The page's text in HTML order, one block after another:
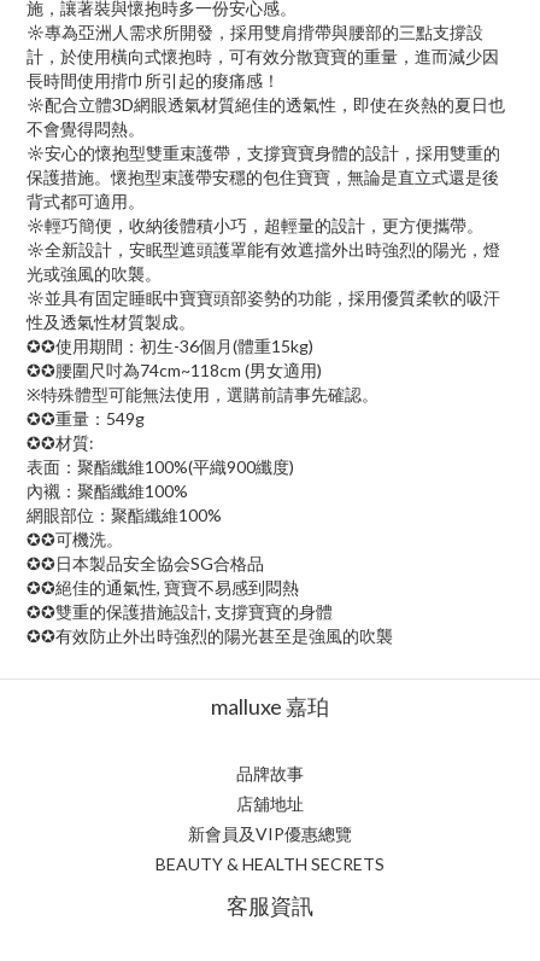
施，讓著裝與懷抱時多一份安心感。
☼專為亞洲人需求所開發，採用雙肩揹帶與腰部的三點支撐設
計，於使用橫向式懷抱時，可有效分散寶寶的重量，進而減少因
長時間使用揹巾所引起的痠痛感！
☼配合立體3D網眼透氣材質絕佳的透氣性，即使在炎熱的夏日也
不會覺得悶熱。
☼安心的懷抱型雙重束護帶，支撐寶寶身體的設計，採用雙重的
保護措施。懷抱型束護帶安穩的包住寶寶，無論是直立式還是後
背式都可適用。
☼輕巧簡便，收納後體積小巧，超輕量的設計，更方便攜帶。
☼全新設計，安眠型遮頭護罩能有效遮擋外出時強烈的陽光，燈
光或強風的吹襲。
☼並具有固定睡眠中寶寶頭部姿勢的功能，採用優質柔軟的吸汗
性及透氣性材質製成。
✪✪使用期間：初生-36個月(體重15kg)
‍✪✪腰圍尺吋為74cm~118cm (男女適用)
※特殊體型可能無法使用，選購前請事先確認。
‍✪✪重量：549g
‍✪✪材質:
表面：聚酯纖維100%(平織900纖度)
內襯：聚酯纖維100%
網眼部位：聚酯纖維100%
‍✪✪可機洗。
‍✪✪日本製品安全協会SG合格品
✪✪絕佳的通氣性, 寶寶不易感到悶熱
✪✪雙重的保護措施設計, 支撐寶寶的身體
✪✪有效防止外出時強烈的陽光甚至是強風的吹襲
malluxe 嘉珀
品牌故事
店舖地址
新會員及VIP優惠總覽
BEAUTY & HEALTH SECRETS
客服資訊